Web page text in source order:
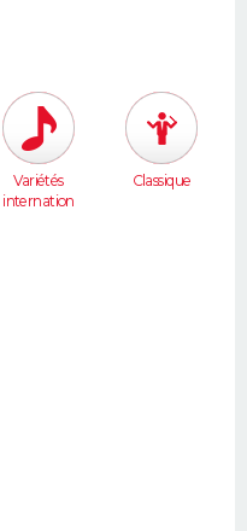
Variétés
internation
Classique